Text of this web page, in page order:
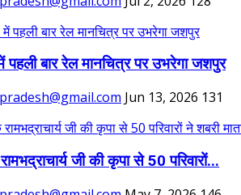
पहली बार रेल मानचित्र पर उभरेगा जशपुर
Jun 13, 2026 131
जी की कृपा से 50 परिवारों...